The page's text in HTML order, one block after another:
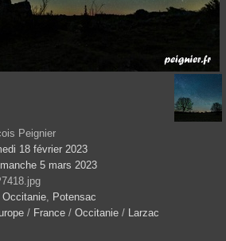
Peignier
18 février 2023
5 mars 2023
Occitanie,
Potensac
/ France/ Occitanie/
Larzac